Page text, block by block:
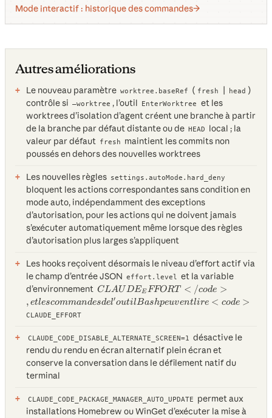
Mode interactif : historique des commandes
Autres améliorations
Le nouveau paramètre worktree.baseRef ( fresh | head )
contrôle si —worktree , l’outil EnterWorktree
et les
worktrees d’isolation d’agent créent une branche à partir
de la branche par défaut distante ou de HEAD
local ; la
valeur par défaut fresh
maintient les commits non
poussés en dehors des nouvelles worktrees
Les nouvelles règles settings.autoMode.hard_deny
bloquent les actions correspondantes sans condition en
mode auto, indépendamment des exceptions
d’autorisation, pour les actions qui ne doivent jamais
s’exécuter automatiquement même lorsque des règles
d’autorisation plus larges s’appliquent
Les hooks reçoivent désormais le niveau d’effort actif via
le champ d’entrée JSON effort.level
et la variable
d’environnement CLAUDE_EFFORT</code>,
et les commandes de l'outil
Bash peuvent lire <code>
C LA U DEE FFORT < /code >
, etlescommandesdel′outilBashpeuventlire < code >
CLAUDE_EFFORT
CLAUDE_CODE_DISABLE_ALTERNATE_SCREEN=1
désactive le
rendu du rendu en écran alternatif plein écran et
conserve la conversation dans le défilement natif du
terminal
CLAUDE_CODE_PACKAGE_MANAGER_AUTO_UPDATE
permet aux
installations Homebrew ou WinGet d’exécuter la mise à